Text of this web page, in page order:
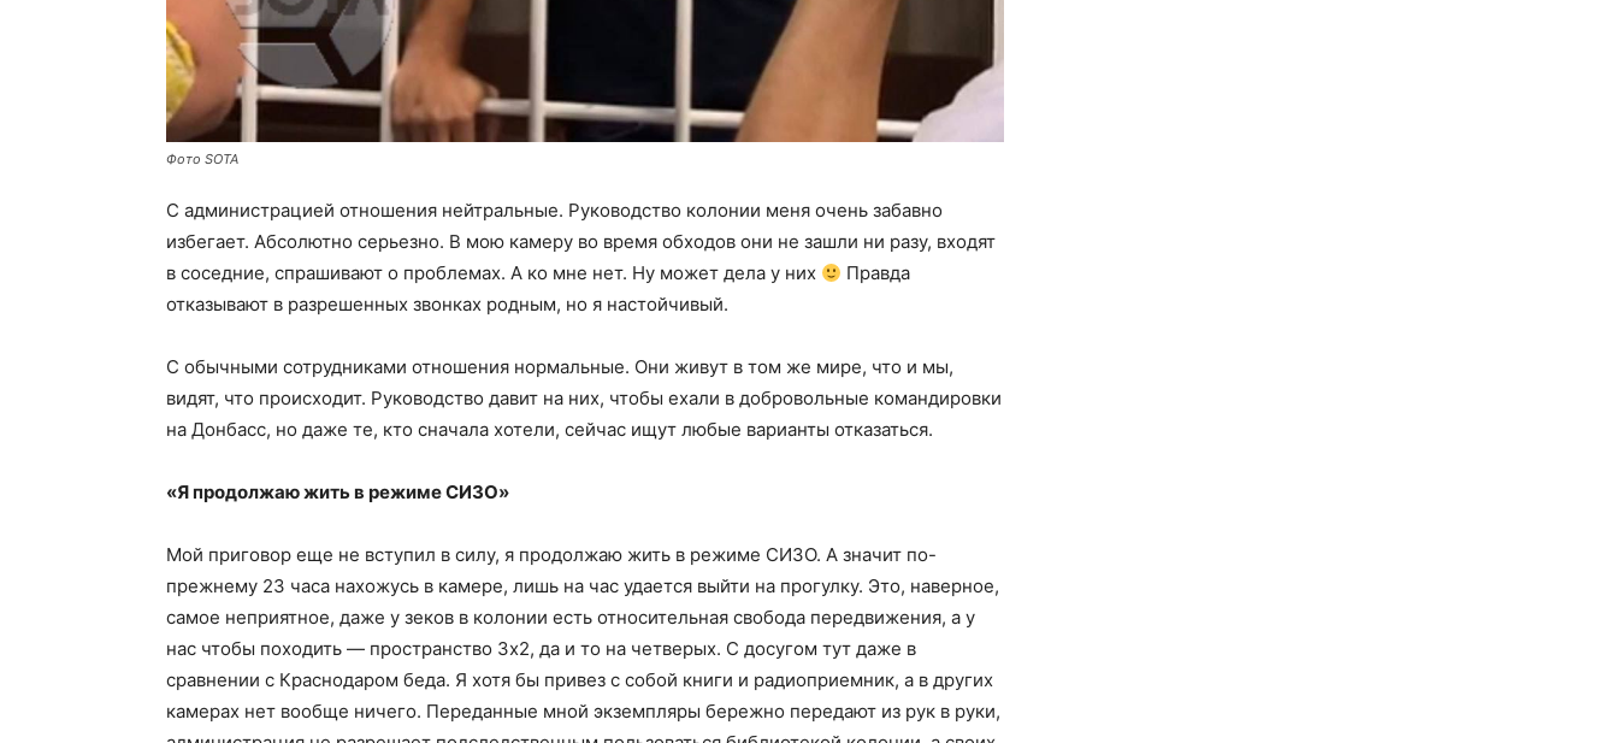
Фото SOTA
С администрацией отношения нейтральные. Руководство колонии меня очень забавно
избегает. Абсолютно серьезно. В мою камеру во время обходов они не зашли ни разу, входят
в соседние, спрашивают о проблемах. А ко мне нет. Ну может дела у них
Правда
отказывают в разрешенных звонках родным, но я настойчивый.
С обычными сотрудниками отношения нормальные. Они живут в том же мире, что и мы,
видят, что происходит. Руководство давит на них, чтобы ехали в добровольные командировки
на Донбасс, но даже те, кто сначала хотели, сейчас ищут любые варианты отказаться.
«Я продолжаю жить в режиме СИЗО»
Мой приговор еще не вступил в силу, я продолжаю жить в режиме СИЗО. А значит по-
прежнему 23 часа нахожусь в камере, лишь на час удается выйти на прогулку. Это, наверное,
самое неприятное, даже у зеков в колонии есть относительная свобода передвижения, а у
нас чтобы походить — пространство 3х2, да и то на четверых. С досугом тут даже в
сравнении с Краснодаром беда. Я хотя бы привез с собой книги и радиоприемник, а в других
камерах нет вообще ничего. Переданные мной экземпляры бережно передают из рук в руки,